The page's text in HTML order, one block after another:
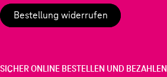
Bestellung widerrufen
SICHER ONLINE BESTELLEN UND BEZAHLEN